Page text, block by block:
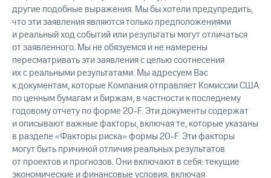
другие подобные выражения. Мы бы хотели предупредить,
что эти заявления являются только предположениями
и реальный ход событий или результаты могут отличаться
от заявленного. Мы не обязуемся и не намерены
пересматривать эти заявления с целью соотнесения
их с реальными результатами. Мы адресуем Вас
к документам, которые Компания отправляет Комиссии США
по ценным бумагам и биржам, в частности к последнему
годовому отчету по форме 20-F. Эти документы содержат
и описывают важные факторы, включая те, которые указаны
в разделе «Факторы риска» формы 20-F. Эти факторы
могут быть причиной отличия реальных результатов
от проектов и прогнозов. Они включают в себя: текущие
экономические и финансовые условия, включая